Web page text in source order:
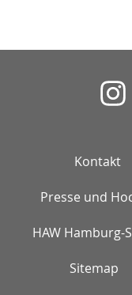
Kontakt
Presse und
HAW Hamburg-
Sitemap